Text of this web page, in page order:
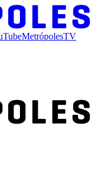
MetrópolesTV